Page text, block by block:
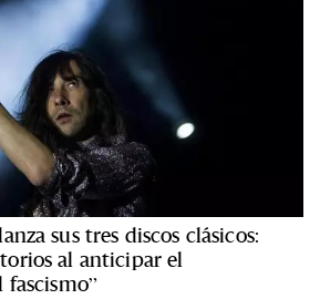
sus tres discos clásicos:
al anticipar el